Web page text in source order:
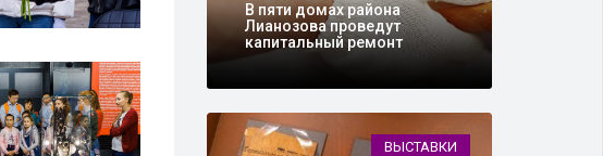
В пяти домах района
Лианозова проведут
капитальный ремонт
ВЫСТАВКИ